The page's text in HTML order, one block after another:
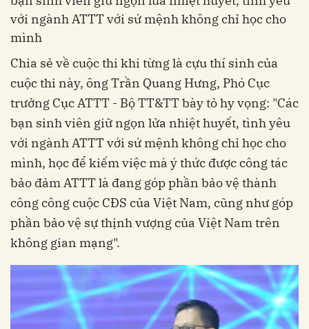
với ngành ATTT với sứ mệnh không chỉ học cho
mình
Chia sẻ về cuộc thi khi từng là cựu thí sinh của
cuộc thi này, ông Trần Quang Hưng, Phó Cục
trưởng Cục ATTT - Bộ TT&TT bày tỏ hy vọng: "Các
bạn sinh viên giữ ngọn lửa nhiệt huyết, tình yêu
với ngành ATTT với sứ mệnh không chỉ học cho
mình, học để kiếm việc mà ý thức được công tác
bảo đảm ATTT là đang góp phần bảo vệ thành
công công cuộc CĐS của Việt Nam, cũng như góp
phần bảo vệ sự thịnh vượng của Việt Nam trên
không gian mạng".